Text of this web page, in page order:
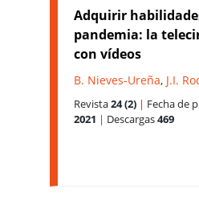
Adquirir
pandemia: la
con vídeos
B. Nieves-Ureña, J.I.
Revista24 (2) | Fecha de
2021 | Descargas469